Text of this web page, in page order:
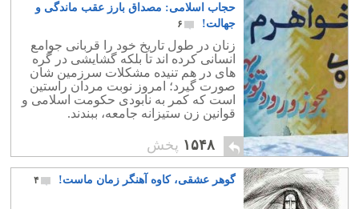
حجاب اسلامی: مصداق بارز عقب ماندگی و
جهالت!
۶
زنان در طول تاریخ خود را قربانی جوامع
انسانی کرده اند تا بلکه گشایشی در گره
های در هم تنیده مشکلات سرزمین شان
صورت گیرد؛ امروز نوبت مردان راستین
است که کمر به نابودی حکومت اسلامی و
قوانین زن ستیزانه جامعه، ببندند.
۱۵۴۸ پخش
گوهر عشقی، کاوه آهنگر زمان ماست! ۴